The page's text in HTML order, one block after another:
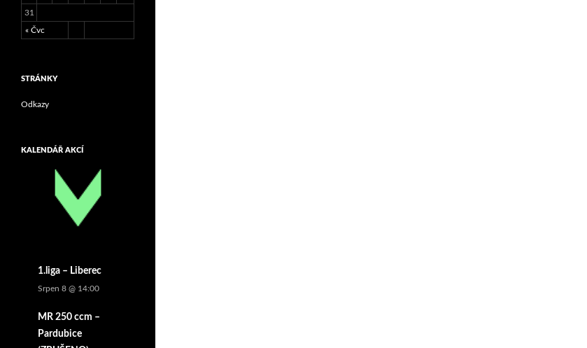
« Čvc
31
STRÁNKY
Odkazy
KALENDÁŘ AKCÍ
1.liga – Liberec
Srpen 8 @ 14:00
MR 250 ccm –
Pardubice